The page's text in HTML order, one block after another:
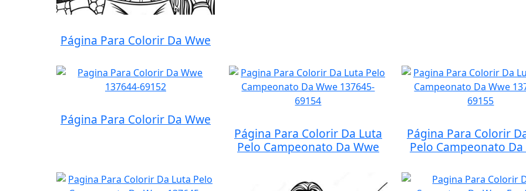
Página Para Colorir Da Wwe
Página Para Colorir Da Wwe
Página Para Colorir Da Luta
Pelo Campeonato Da Wwe
Página Para Colorir
Pelo Campeonato Da